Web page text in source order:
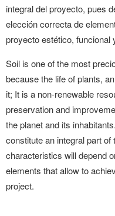
integral del proyecto, pues
elección correcta de
proyecto estético, funcional
Soil is one of the most
because the life of plants,
it; It is a non-renewable
preservation and
the planet and its
constitute an integral part
characteristics will depend
elements that allow to
project.